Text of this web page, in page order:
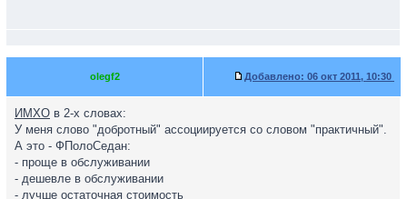
olegf2 Добавлено: 06 окт 2011, 10:30
ИМХО в 2-х словах:
У меня слово "добротный" ассоциируется со словом "практичный".
А это - ФПолоСедан:
- проще в обслуживании
- дешевле в обслуживании
- лучше остаточная стоимость